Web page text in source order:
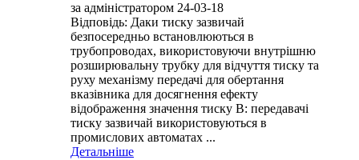
за адміністратором 24-03-18
Відповідь: Даки тиску зазвичай
безпосередньо встановлюються в
трубопроводах, використовуючи внутрішню
розширювальну трубку для відчуття тиску та
руху механізму передачі для обертання
вказівника для досягнення ефекту
відображення значення тиску B: передавачі
тиску зазвичай використовуються в
промислових автоматах ...
Детальніше